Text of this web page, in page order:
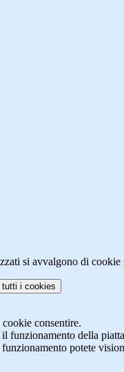
si avvalgono di
i cookies
consentire.
funzionamento della
potete